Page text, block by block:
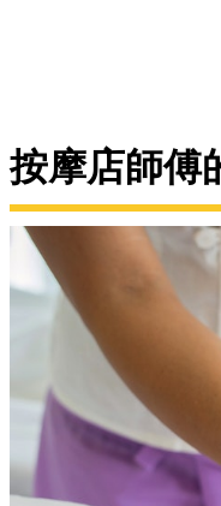
按摩店師傅